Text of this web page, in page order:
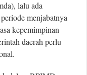
lalu ada
menjabatnya
kepemimpinan
daerah perlu